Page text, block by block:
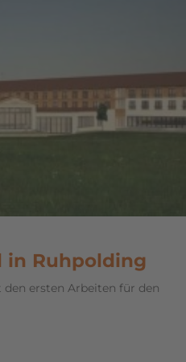
in Ruhpolding
ersten Arbeiten für den